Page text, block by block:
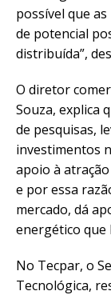
possível que
de potencial
distribuída”,
O diretor
Souza, explica
de pesquisas,
investimentos
apoio à
e por essa
mercado, dá
energético que
No Tecpar, o
Tecnológica,